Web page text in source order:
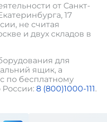
от Санкт-
17
не считая
и двух складов в
для
ящик, а
по бесплатному
России: 8 (800)1000-111.